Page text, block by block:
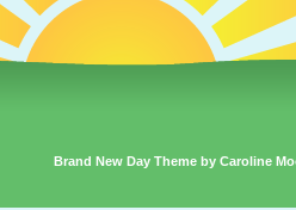
Brand New Day Theme by Caroline